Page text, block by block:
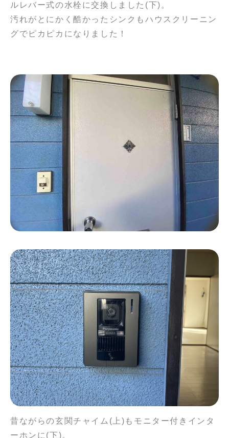
ルレバー式の水栓に交換しました(下)。
汚れがとにかく酷かったシンクもハウスクリーニン
グでピカピカになりました！
昔ながらの玄関チャイム(上)もモニター付きインタ
ーホンに(下)。